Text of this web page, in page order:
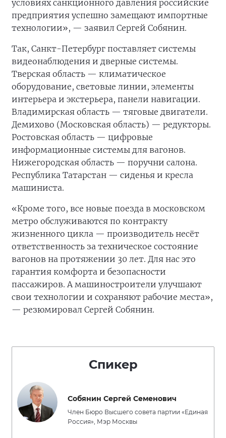
условиях санкционного давления российские
предприятия успешно замещают импортные
технологии», — заявил Сергей Собянин.
Так, Санкт-Петербург поставляет системы
видеонаблюдения и дверные системы.
Тверская область — климатическое
оборудование, световые линии, элементы
интерьера и экстерьера, панели навигации.
Владимирская область — тяговые двигатели.
Демихово (Московская область) — редукторы.
Ростовская область — цифровые
информационные системы для вагонов.
Нижегородская область — поручни салона.
Республика Татарстан — сиденья и кресла
машиниста.
«Кроме того, все новые поезда в московском
метро обслуживаются по контракту
жизненного цикла — производитель несёт
ответственность за техническое состояние
вагонов на протяжении 30 лет. Для нас это
гарантия комфорта и безопасности
пассажиров. А машиностроители улучшают
свои технологии и сохраняют рабочие места»,
— резюмировал Сергей Собянин.
Спикер
Собянин Сергей Семенович
Член Бюро Высшего совета партии «Единая
Россия», Мэр Москвы